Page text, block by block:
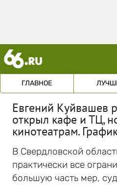
ГЛАВНОЕ
Евгений Куйвашев
открыл кафе и ТЦ,
кинотеатрам.
В Свердловской
практически все
большую часть мер,